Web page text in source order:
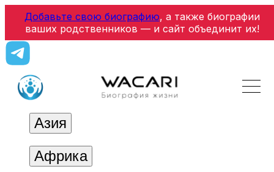
Добавьте свою биографию, а также биографии
ваших родственников — и сайт объединит их!
Азия
Африка